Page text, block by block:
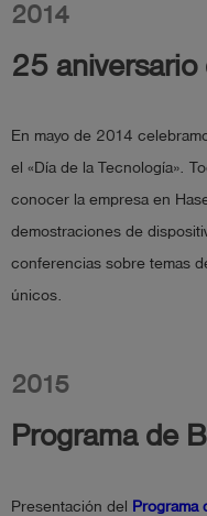
2014
25 aniversario
En mayo de 2014
el «Día de la Tecnología».
conocer la empresa en
demostraciones de
conferencias sobre temas
únicos.
2015
Programa de
Presentación del Programa